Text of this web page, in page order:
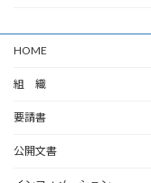
HOME
組 織
要請書
公開文書